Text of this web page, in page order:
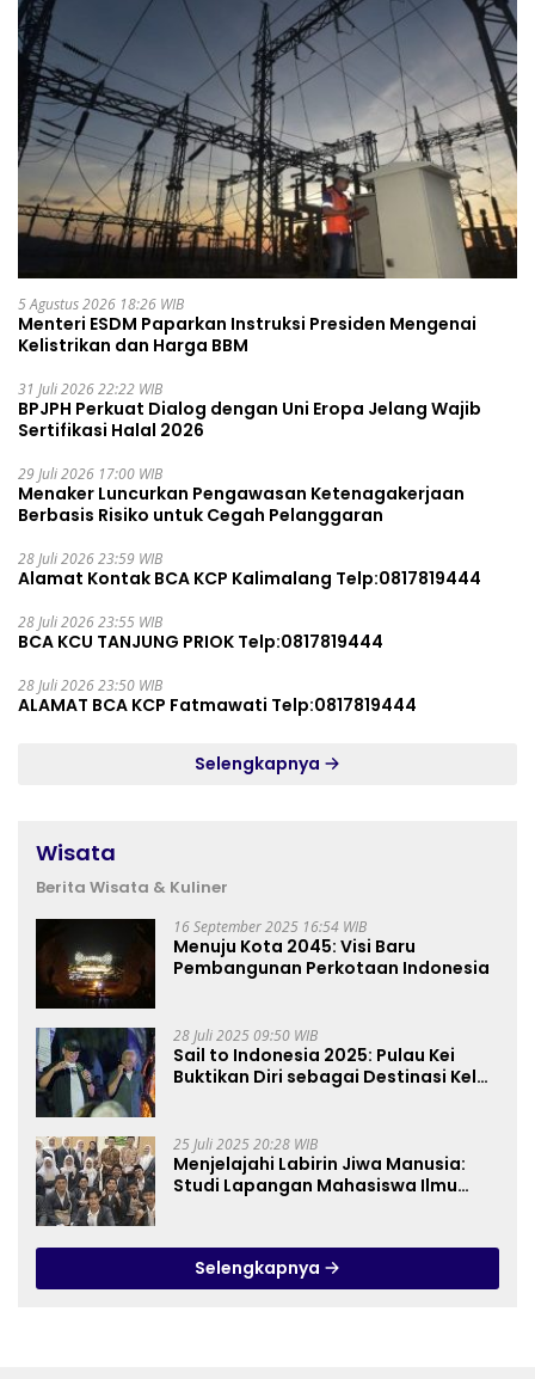
5 Agustus 2026 18:26 WIB
Menteri ESDM Paparkan Instruksi Presiden Mengenai
Kelistrikan dan Harga BBM
31 Juli 2026 22:22 WIB
BPJPH Perkuat Dialog dengan Uni Eropa Jelang Wajib
Sertifikasi Halal 2026
29 Juli 2026 17:00 WIB
Menaker Luncurkan Pengawasan Ketenagakerjaan
Berbasis Risiko untuk Cegah Pelanggaran
28 Juli 2026 23:59 WIB
Alamat Kontak BCA KCP Kalimalang Telp:0817819444
28 Juli 2026 23:55 WIB
BCA KCU TANJUNG PRIOK Telp:0817819444
28 Juli 2026 23:50 WIB
ALAMAT BCA KCP Fatmawati Telp:0817819444
Selengkapnya
Wisata
Berita Wisata & Kuliner
16 September 2025 16:54 WIB
Menuju Kota 2045: Visi Baru
Pembangunan Perkotaan Indonesia
28 Juli 2025 09:50 WIB
Sail to Indonesia 2025: Pulau Kei
Buktikan Diri sebagai Destinasi Kelas
25 Juli 2025 20:28 WIB
Menjelajahi Labirin Jiwa Manusia:
Studi Lapangan Mahasiswa Ilmu
Selengkapnya